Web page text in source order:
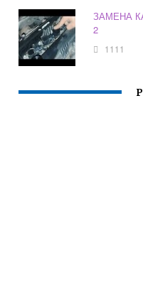
ЗАМЕНА
2
1111